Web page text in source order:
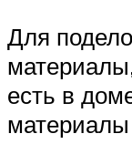
Для
есть в